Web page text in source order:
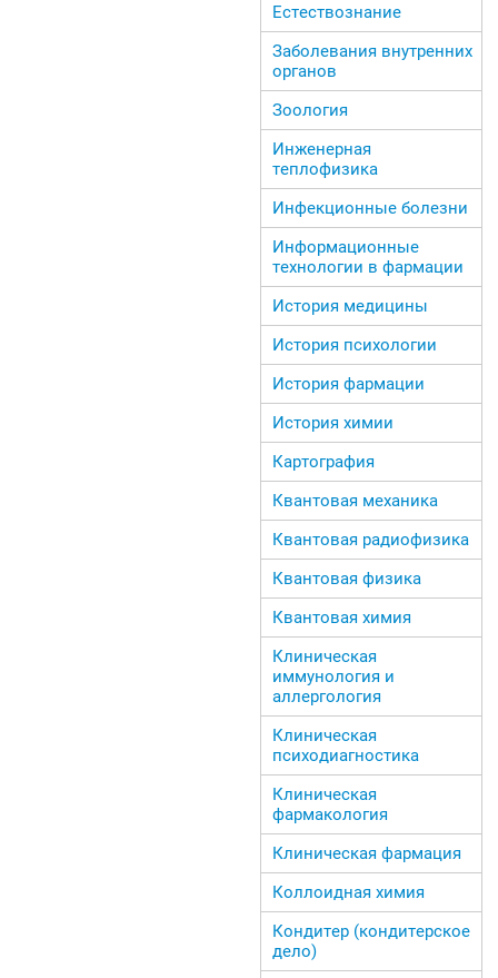
Естествознание
Заболевания внутренних
органов
Зоология
Инженерная
теплофизика
Инфекционные болезни
Информационные
технологии в фармации
История медицины
История психологии
История фармации
История химии
Картография
Квантовая механика
Квантовая радиофизика
Квантовая физика
Квантовая химия
Клиническая
иммунология и
аллергология
Клиническая
психодиагностика
Клиническая
фармакология
Клиническая фармация
Коллоидная химия
Кондитер (кондитерское
дело)